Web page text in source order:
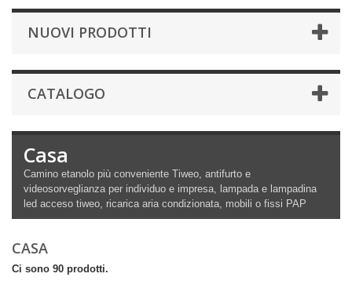
NUOVI PRODOTTI
CATALOGO
Casa
Camino etanolo più conveniente Tiweo, antifurto e
videosorveglianza per individuo e impresa, lampada e lampadina
led acceso tiweo, ricarica aria condizionata, mobili o fissi PAP
CASA
Ci sono 90 prodotti.